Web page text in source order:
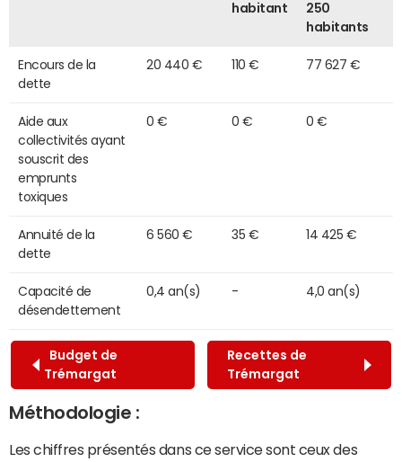
habitant
250
habitants
Encours de la
dette
20 440 € 110 € 77 627 €
Aide aux
collectivités ayant
souscrit des
emprunts
toxiques
0 € 0 € 0 €
Annuité de la
dette
6 560 € 35 € 14 425 €
Capacité de
désendettement
0,4 an(s) - 4,0 an(s)
Budget de
Trémargat
Recettes de
Trémargat
Méthodologie :
Les chiffres présentés dans ce service sont ceux des